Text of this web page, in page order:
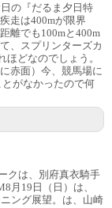
の『だるま夕日特
走は400mが限界
離でも100mと400m
、スプリンターズカ
ほどなのでしょう。
赤面）今、競馬場に
がなかったので何
クは、別府真衣騎手
月19日（日）は、
ング展望。は、山崎